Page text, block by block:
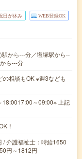
日が休み WEB登録OK
から---分／塩塚駅から--
ら---分
相談もOK ※週3なども
18:0017:00～09:00※ 上記
！
/ 介護福祉士：時給1650
円～1812円